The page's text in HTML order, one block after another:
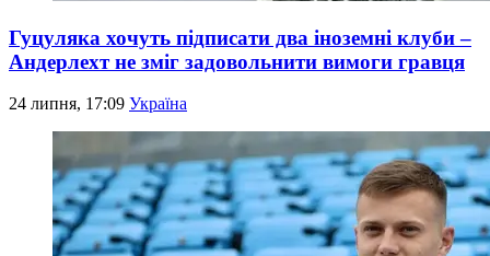
Гуцуляка хочуть підписати два іноземні клуби –
Андерлехт не зміг задовольнити вимоги гравця
24 липня, 17:09 Україна